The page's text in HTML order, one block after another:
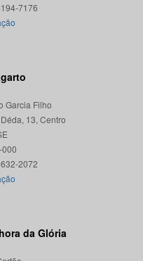
Garcia Filho
13, Centro
da Glória